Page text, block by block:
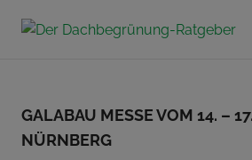
Inhalt
Thema
Dachbegrünung
GALABAU MESSE VOM 14. –
NÜRNBERG